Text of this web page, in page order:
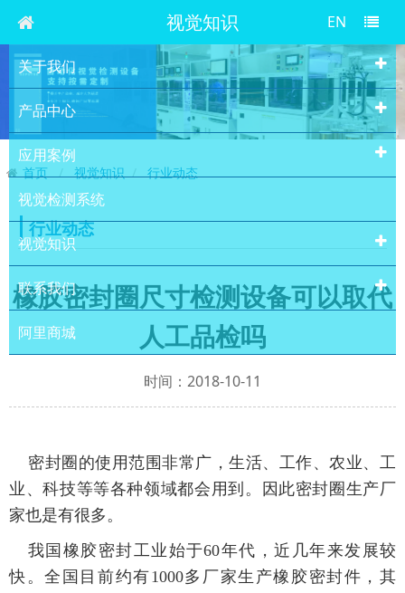
视觉知识 EN
关于我们
产品中心
应用案例
视觉检测系统
视觉知识
联系我们
阿里商城
首页 视觉知识 行业动态
行业动态
橡胶密封圈尺寸检测设备可以取代
人工品检吗
时间：2018-10-11
密封圈的使用范围非常广，生活、工作、农业、工
业、科技等等各种领域都会用到。因此密封圈生产厂
家也是有很多。
我国橡胶密封工业始于60年代，近几年来发展较
快。全国目前约有1000多厂家生产橡胶密封件，其